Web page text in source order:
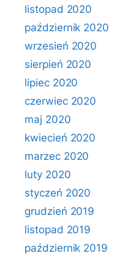
listopad 2020
październik 2020
wrzesień 2020
sierpień 2020
lipiec 2020
czerwiec 2020
maj 2020
kwiecień 2020
marzec 2020
luty 2020
styczeń 2020
grudzień 2019
listopad 2019
październik 2019